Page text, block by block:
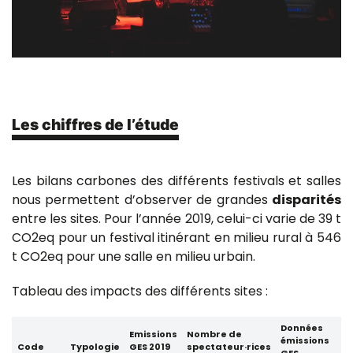
Les chiffres de l’étude
Les bilans carbones des différents festivals et salles
nous permettent d’observer de grandes disparités
entre les sites. Pour l’année 2019, celui-ci varie de 39 t
CO2eq pour un festival itinérant en milieu rural à 546
t CO2eq pour une salle en milieu urbain.
Tableau des impacts des différents sites :
Code Typologie
Emissions
GES 2019
Nombre de
spectateur·rices
Données
émissions